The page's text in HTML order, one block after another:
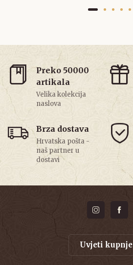
Preko 50000
artikala
Velika kolekcija
naslova
Brza dostava
Hrvatska pošta -
naš partner u
dostavi
Uvjeti kupnje